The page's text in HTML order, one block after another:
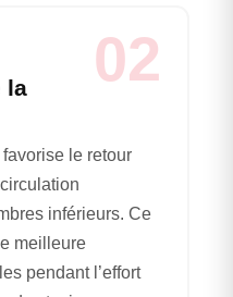
02
la
le retour
inférieurs. Ce
meilleure
pendant l’effort